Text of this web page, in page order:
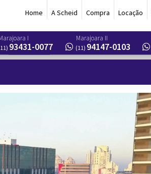
Home A Scheid Compra Locação
I
93431-0077
Marajoara II
(11) 94147-0103